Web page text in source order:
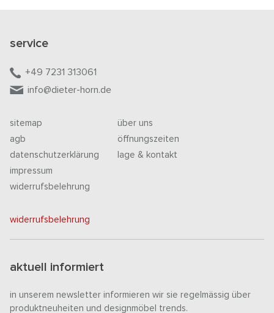
service
+49 7231 313061
info@dieter-horn.de
sitemap
agb
datenschutzerklärung
impressum
widerrufsbelehrung
über uns
öffnungszeiten
lage & kontakt
widerrufsbelehrung
aktuell informiert
in unserem newsletter informieren wir sie regelmässig über
produktneuheiten und designmöbel trends.